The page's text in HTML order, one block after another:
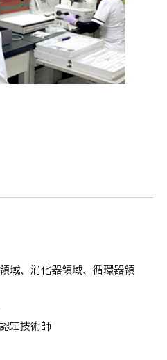
域、消化器領域、循環器領
定技術師